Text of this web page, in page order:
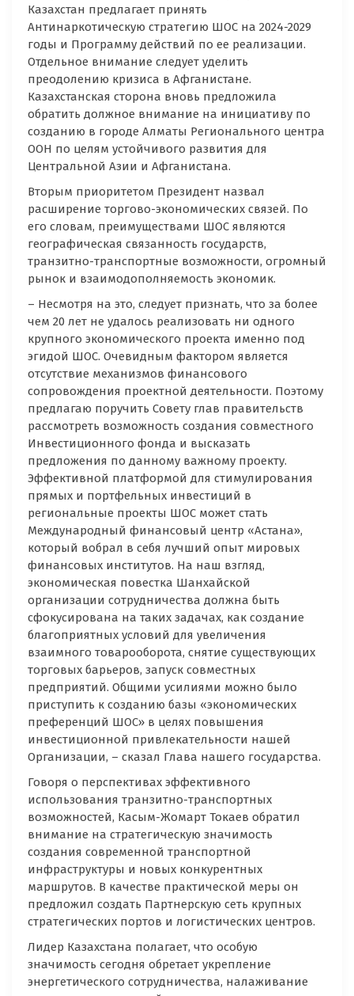
Казахстан предлагает принять
Антинаркотическую стратегию ШОС на 2024-2029
годы и Программу действий по ее реализации.
Отдельное внимание следует уделить
преодолению кризиса в Афганистане.
Казахстанская сторона вновь предложила
обратить должное внимание на инициативу по
созданию в городе Алматы Регионального центра
ООН по целям устойчивого развития для
Центральной Азии и Афганистана.
Вторым приоритетом Президент назвал
расширение торгово-экономических связей. По
его словам, преимуществами ШОС являются
географическая связанность государств,
транзитно-транспортные возможности, огромный
рынок и взаимодополняемость экономик.
– Несмотря на это, следует признать, что за более
чем 20 лет не удалось реализовать ни одного
крупного экономического проекта именно под
эгидой ШОС. Очевидным фактором является
отсутствие механизмов финансового
сопровождения проектной деятельности. Поэтому
предлагаю поручить Совету глав правительств
рассмотреть возможность создания совместного
Инвестиционного фонда и высказать
предложения по данному важному проекту.
Эффективной платформой для стимулирования
прямых и портфельных инвестиций в
региональные проекты ШОС может стать
Международный финансовый центр «Астана»,
который вобрал в себя лучший опыт мировых
финансовых институтов. На наш взгляд,
экономическая повестка Шанхайской
организации сотрудничества должна быть
сфокусирована на таких задачах, как создание
благоприятных условий для увеличения
взаимного товарооборота, снятие существующих
торговых барьеров, запуск совместных
предприятий. Общими усилиями можно было
приступить к созданию базы «экономических
преференций ШОС» в целях повышения
инвестиционной привлекательности нашей
Организации, – сказал Глава нашего государства.
Говоря о перспективах эффективного
использования транзитно-транспортных
возможностей, Касым-Жомарт Токаев обратил
внимание на стратегическую значимость
создания современной транспортной
инфраструктуры и новых конкурентных
маршрутов. В качестве практической меры он
предложил создать Партнерскую сеть крупных
стратегических портов и логистических центров.
Лидер Казахстана полагает, что особую
значимость сегодня обретает укрепление
энергетического сотрудничества, налаживание